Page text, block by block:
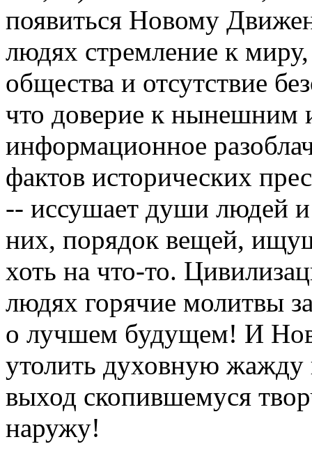
появиться Новому
людях стремление к
общества и отсутствие
что доверие к нынешним
информационное
фактов исторических
-- иссушает души людей
них, порядок вещей,
хоть на что-то.
людях горячие молитвы
о лучшем будущем! И
утолить духовную жажду
выход скопившемуся
наружу!